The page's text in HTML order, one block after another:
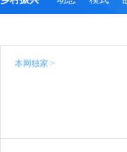
本网独家 >